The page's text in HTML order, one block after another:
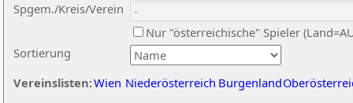
Sortierung
Spgem./Kreis/Verein
Nur "österreichische" Spieler
Vereinslisten:Wien Niederösterreich Burgenland